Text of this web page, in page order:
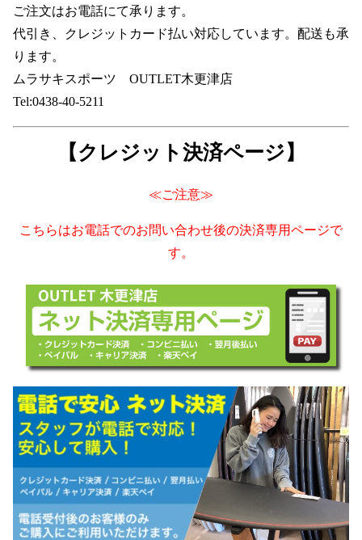
ご注文はお電話にて承ります。
代引き、クレジットカード払い対応しています。配送も承
ります。
ムラサキスポーツ OUTLET木更津店
Tel:0438-40-5211
【クレジット決済ページ】
≪ご注意≫
こちらはお電話でのお問い合わせ後の決済専用ページで
す。